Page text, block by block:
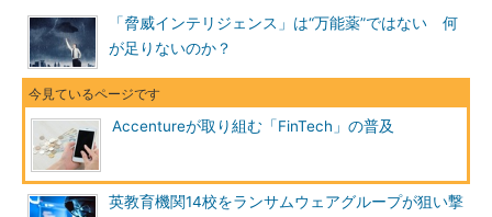
「脅威インテリジェンス」は“万能薬”ではない 何
が足りないのか？
Accentureが取り組む「FinTech」の普及
英教育機関14校をランサムウェアグループが狙い撃